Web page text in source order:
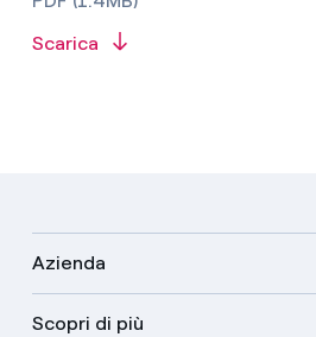
Scarica
Azienda
Scopri di più